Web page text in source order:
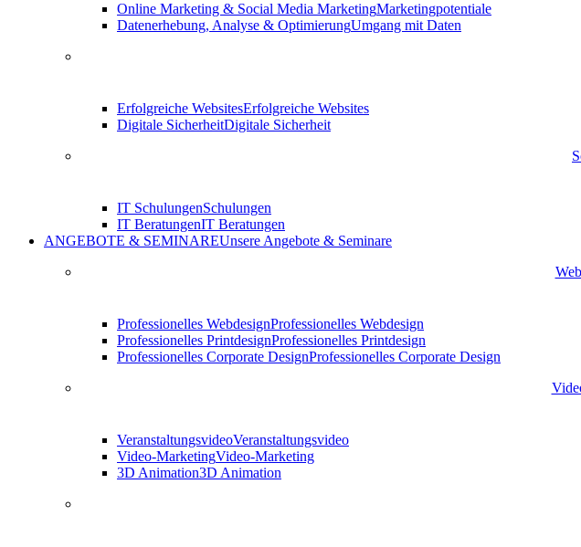
Online Marketing & Social Media MarketingMarketingpotentiale
Datenerhebung, Analyse & OptimierungUmgang mit Daten
Erfolgreiche WebsitesErfolgreiche Websites
Digitale SicherheitDigitale Sicherheit
IT SchulungenSchulungen
IT BeratungenIT Beratungen
ANGEBOTE & SEMINAREUnsere Angebote & Seminare
Professionelles WebdesignProfessionelles Webdesign
Professionelles PrintdesignProfessionelles Printdesign
Professionelles Corporate DesignProfessionelles Corporate Design
VeranstaltungsvideoVeranstaltungsvideo
Video-MarketingVideo-Marketing
3D Animation3D Animation